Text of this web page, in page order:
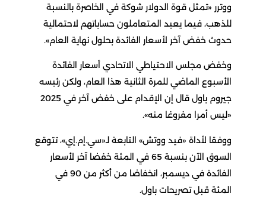
ووترر «تمثل قوة الدولار شوكة في الخاصرة بالنسبة
للذهب، فيما يعيد المتعاملون حساباتهم لاحتمالية
حدوث خفض آخر لأسعار الفائدة بحلول نهاية العام».
وخفض مجلس الاحتياطي الاتحادي أسعار الفائدة
الأسبوع الماضي للمرة الثانية هذا العام، ولكن رئيسه
جيروم باول قال إن الإقدام على خفض آخر في 2025
«ليس أمرا مفروغا منه».
ووفقا لأداة «فيد ووتش» التابعة لـ«سي.إم.إي»، تتوقع
السوق الآن بنسبة 65 في المئة خفضا آخر لأسعار
الفائدة في ديسمبر، انخفاضا من أكثر من 90 في
المئة قبل تصريحات باول.